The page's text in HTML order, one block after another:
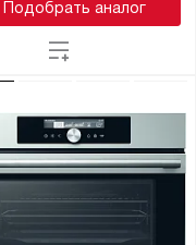
Подобрать аналог